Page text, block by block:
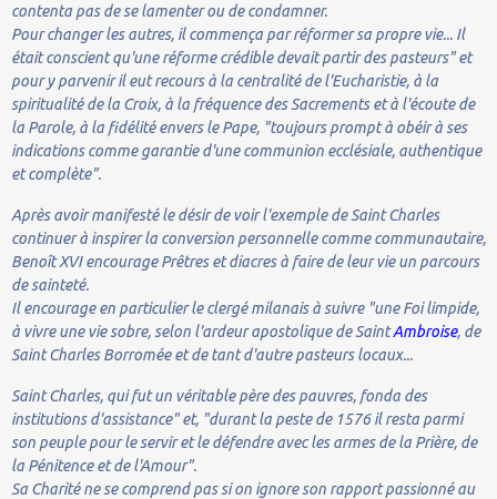
contenta pas de se lamenter ou de condamner.
Pour changer les autres, il commença par réformer sa propre vie... Il
était conscient qu'une réforme crédible devait partir des pasteurs" et
pour y parvenir il eut recours à la centralité de l'Eucharistie, à la
spiritualité de la Croix, à la fréquence des Sacrements et à l'écoute de
la Parole, à la fidélité envers le Pape, "toujours prompt à obéir à ses
indications comme garantie d'une communion ecclésiale, authentique
et complète".
Après avoir manifesté le désir de voir l'exemple de Saint Charles
continuer à inspirer la conversion personnelle comme communautaire,
Benoît XVI encourage Prêtres et diacres à faire de leur vie un parcours
de sainteté.
Il encourage en particulier le clergé milanais à suivre "une Foi limpide,
à vivre une vie sobre, selon l'ardeur apostolique de SaintAmbroise, de
Saint Charles Borromée et de tant d'autre pasteurs locaux...
Saint Charles, qui fut un véritable père des pauvres, fonda des
institutions d'assistance" et, "durant la peste de 1576 il resta parmi
son peuple pour le servir et le défendre avec les armes de la Prière, de
la Pénitence et de l'Amour".
Sa Charité ne se comprend pas si on ignore son rapport passionné au